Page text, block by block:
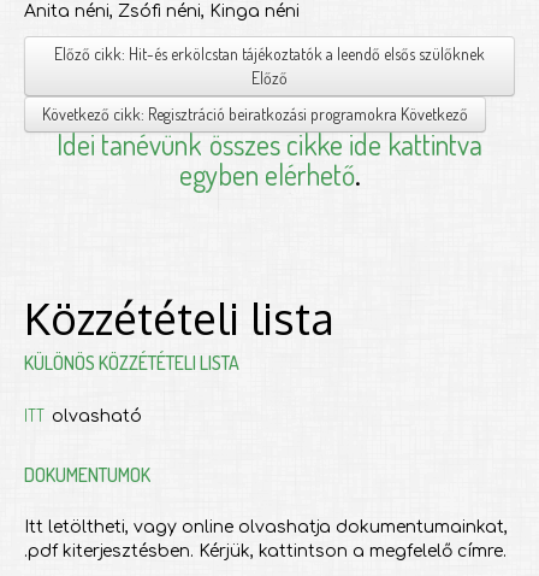
Anita néni, Zsófi néni, Kinga néni
Előző cikk: Hit-és erkölcstan tájékoztatók a leendő elsős szülőknek
Előző
Következő cikk: Regisztráció beiratkozási programokra Következő
Idei tanévünk összes cikke ide kattintva
egyben elérhető.
Közzétételi lista
KÜLÖNÖS KÖZZÉTÉTELI LISTA
ITT olvasható
DOKUMENTUMOK
Itt letöltheti, vagy online olvashatja dokumentumainkat,
.pdf kiterjesztésben. Kérjük, kattintson a megfelelő címre.